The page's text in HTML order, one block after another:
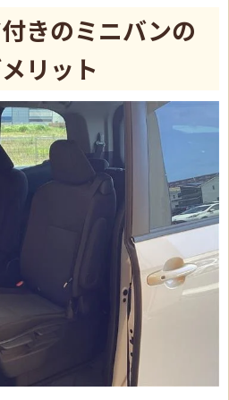
きのミニバンの
リット